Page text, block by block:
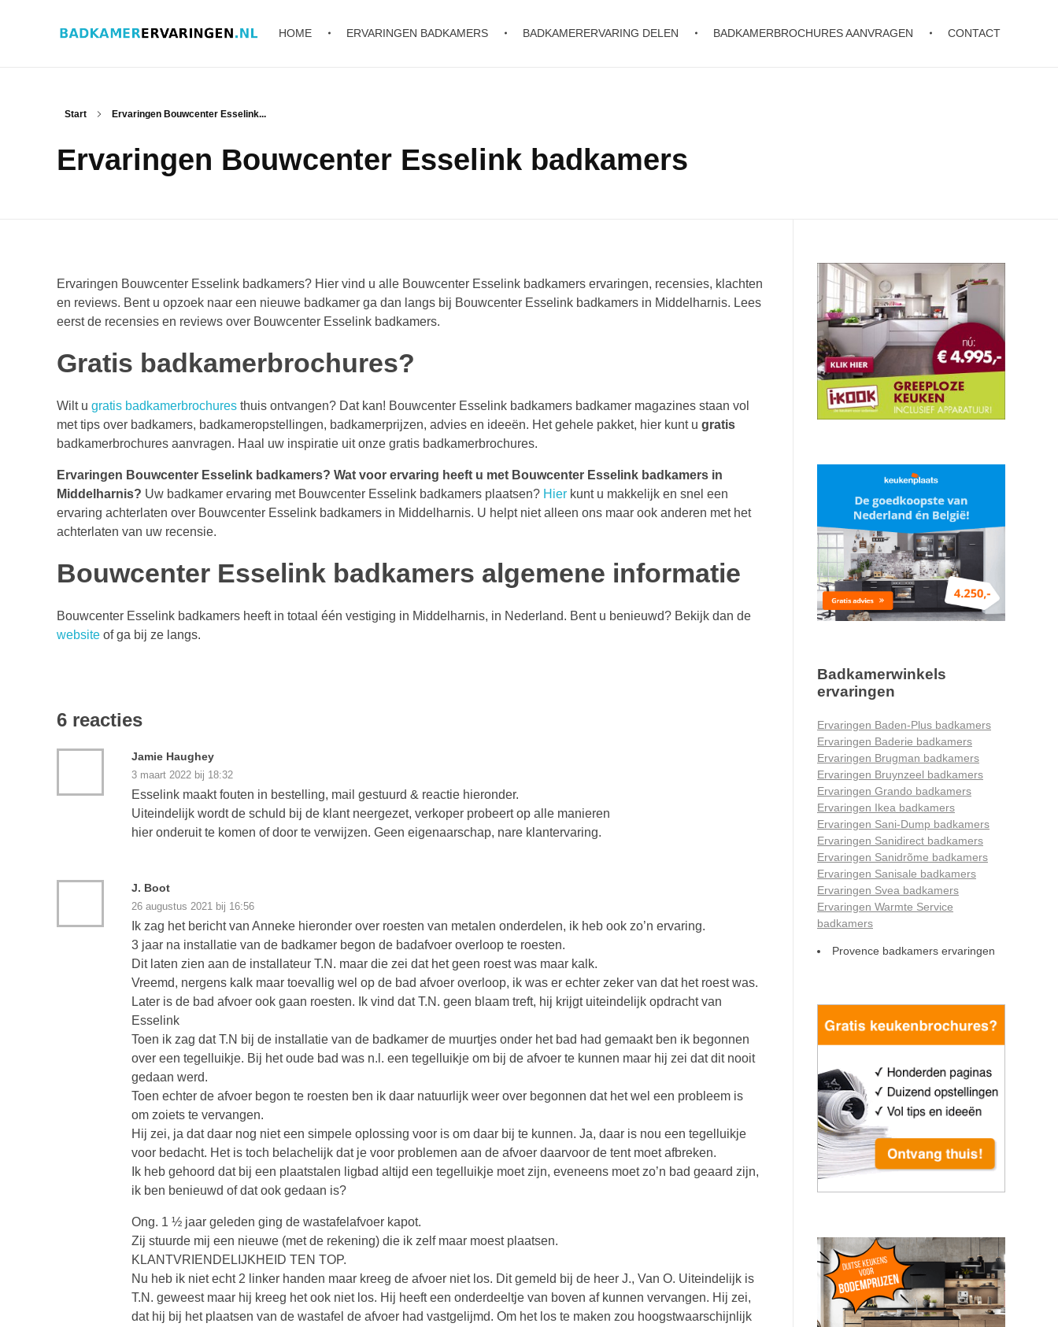
HOME ERVARINGEN BADKAMERS BADKAMERERVARING DELEN BADKAMERBROCHURES AANVRAGEN CONTACT
Start Ervaringen Bouwcenter Esselink...
Ervaringen Bouwcenter Esselink badkamers
Ervaringen Bouwcenter Esselink badkamers? Hier vind u alle Bouwcenter Esselink badkamers ervaringen, recensies, klachten
en reviews. Bent u opzoek naar een nieuwe badkamer ga dan langs bij Bouwcenter Esselink badkamers in Middelharnis. Lees
eerst de recensies en reviews over Bouwcenter Esselink badkamers.
Gratis badkamerbrochures?
Wilt u gratis badkamerbrochures thuis ontvangen? Dat kan! Bouwcenter Esselink badkamers badkamer magazines staan vol
met tips over badkamers, badkameropstellingen, badkamerprijzen, advies en ideeën. Het gehele pakket, hier kunt u gratis
badkamerbrochures aanvragen. Haal uw inspiratie uit onze gratis badkamerbrochures.
Ervaringen Bouwcenter Esselink badkamers? Wat voor ervaring heeft u met Bouwcenter Esselink badkamers in
Middelharnis? Uw badkamer ervaring met Bouwcenter Esselink badkamers plaatsen? Hier kunt u makkelijk en snel een
ervaring achterlaten over Bouwcenter Esselink badkamers in Middelharnis. U helpt niet alleen ons maar ook anderen met het
achterlaten van uw recensie.
Bouwcenter Esselink badkamers algemene informatie
Bouwcenter Esselink badkamers heeft in totaal één vestiging in Middelharnis, in Nederland. Bent u benieuwd? Bekijk dan de
website of ga bij ze langs.
6 reacties
Jamie Haughey
3 maart 2022 bij 18:32
Esselink maakt fouten in bestelling, mail gestuurd & reactie hieronder.
Uiteindelijk wordt de schuld bij de klant neergezet, verkoper probeert op alle manieren
hier onderuit te komen of door te verwijzen. Geen eigenaarschap, nare klantervaring.
J. Boot
26 augustus 2021 bij 16:56
Ik zag het bericht van Anneke hieronder over roesten van metalen onderdelen, ik heb ook zo’n ervaring.
3 jaar na installatie van de badkamer begon de badafvoer overloop te roesten.
Dit laten zien aan de installateur T.N. maar die zei dat het geen roest was maar kalk.
Vreemd, nergens kalk maar toevallig wel op de bad afvoer overloop, ik was er echter zeker van dat het roest was.
Later is de bad afvoer ook gaan roesten. Ik vind dat T.N. geen blaam treft, hij krijgt uiteindelijk opdracht van
Esselink
Toen ik zag dat T.N bij de installatie van de badkamer de muurtjes onder het bad had gemaakt ben ik begonnen
over een tegelluikje. Bij het oude bad was n.l. een tegelluikje om bij de afvoer te kunnen maar hij zei dat dit nooit
gedaan werd.
Toen echter de afvoer begon te roesten ben ik daar natuurlijk weer over begonnen dat het wel een probleem is
om zoiets te vervangen.
Hij zei, ja dat daar nog niet een simpele oplossing voor is om daar bij te kunnen. Ja, daar is nou een tegelluikje
voor bedacht. Het is toch belachelijk dat je voor problemen aan de afvoer daarvoor de tent moet afbreken.
Ik heb gehoord dat bij een plaatstalen ligbad altijd een tegelluikje moet zijn, eveneens moet zo’n bad geaard zijn,
ik ben benieuwd of dat ook gedaan is?
Ong. 1 ½ jaar geleden ging de wastafelafvoer kapot.
Zij stuurde mij een nieuwe (met de rekening) die ik zelf maar moest plaatsen.
KLANTVRIENDELIJKHEID TEN TOP.
Nu heb ik niet echt 2 linker handen maar kreeg de afvoer niet los. Dit gemeld bij de heer J., Van O. Uiteindelijk is
T.N. geweest maar hij kreeg het ook niet los. Hij heeft een onderdeeltje van boven af kunnen vervangen. Hij zei,
dat hij bij het plaatsen van de wastafel de afvoer had vastgelijmd. Om het los te maken zou hoogstwaarschijnlijk
Badkamerwinkels
ervaringen
Ervaringen Baden-Plus badkamers
Ervaringen Baderie badkamers
Ervaringen Brugman badkamers
Ervaringen Bruynzeel badkamers
Ervaringen Grando badkamers
Ervaringen Ikea badkamers
Ervaringen Sani-Dump badkamers
Ervaringen Sanidirect badkamers
Ervaringen Sanidrõme badkamers
Ervaringen Sanisale badkamers
Ervaringen Svea badkamers
Ervaringen Warmte Service
badkamers
Provence badkamers ervaringen